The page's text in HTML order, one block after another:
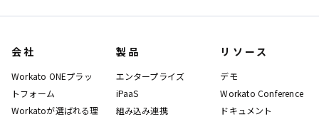
会社
Workato ONEプラッ
トフォーム
Workatoが選ばれる理
製品
エンタープライズ
iPaaS
組み込み連携
リソース
デモ
Workato Conference
ドキュメント